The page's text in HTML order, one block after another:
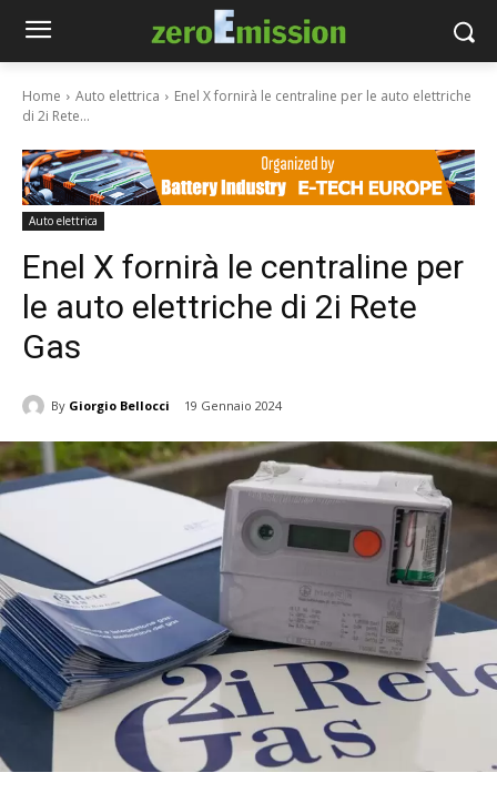
Home Auto elettrica
Enel X fornirà le centraline per le auto elettriche
di 2i Rete...
Auto elettrica
Enel X fornirà le centraline per
le auto elettriche di 2i Rete
Gas
By Giorgio Bellocci 19 Gennaio 2024